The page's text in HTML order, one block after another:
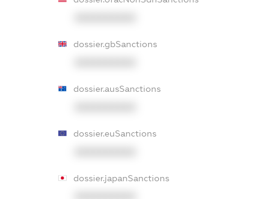
dossier.gbSanctions
dossier.ausSanctions
dossier.euSanctions
dossier.japanSanctions